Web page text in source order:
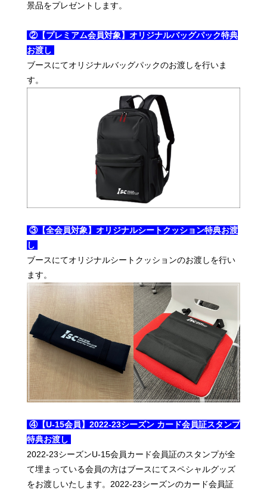
景品をプレゼントします。
②【プレミアム会員対象】オリジナルバッグパック特典
お渡し
ブースにてオリジナルバッグパックのお渡しを行いま
す。
③【全会員対象】オリジナルシートクッション特典お渡
し
ブースにてオリジナルシートクッションのお渡しを行い
ます。
④【U-15会員】2022-23シーズン カード会員証スタンプ
特典お渡し
2022-23シーズンU-15会員カード会員証のスタンプが全
て埋まっている会員の方はブースにてスペシャルグッズ
をお渡しいたします。2022-23シーズンのカード会員証